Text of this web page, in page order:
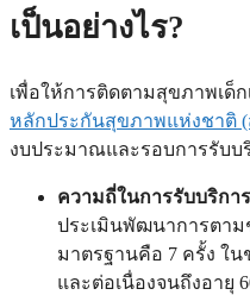
เป็นอย่างไร?
เพื่อให้การติดตามสุขภาพเด็ก
หลักประกันสุขภาพแห่งชาติ
งบประมาณและรอบการรับบ
ความถี่ในการรับบริกา
ประเมินพัฒนาการตา
มาตรฐานคือ 7 ครั้ง ในช่
และต่อเนื่องจนถึงอายุ